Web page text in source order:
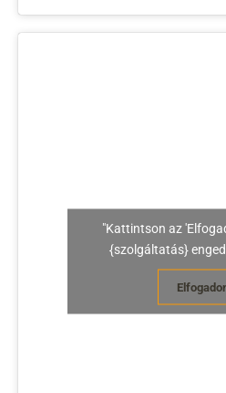
"Kattintson az
{szolgáltatás}